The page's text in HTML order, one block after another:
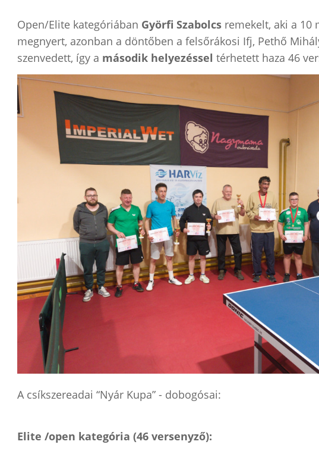
Open/Elite kategóriában Györfi Szabolcs remekelt, aki a 10
megnyert, azonban a döntőben a felsőrákosi Ifj, Pethő
szenvedett, így a második helyezéssel térhetett haza 46
A csíkszereadai “Nyár Kupa” - dobogósai:
Elite /open kategória (46 versenyző):